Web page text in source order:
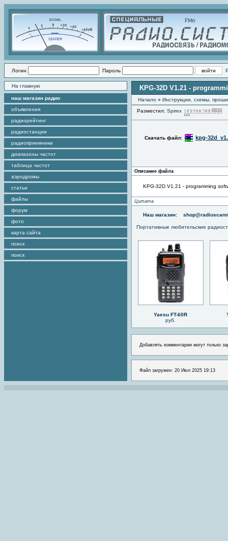
Логин Пароль
На главную
наш магазин радио
объявления
радиорейтинг
радиостанции
радиоприемники
диапазоны частот
таблица частот
аэродромы
статьи
файлы
форум
фото
карта сайта
поиск
поиск
KPG-32D V1.21 -
Начало » Инструкции, схемы,
Разместил: Spirex
Скачать файл: kpg-
Описание файла
KPG-32D V1.21 - programming
Цитата
Наш магазин:
Портативные любительские
Yaesu FT-60R
руб.
Добавлять комментарии могут только
Файл загружен: 20 Июл 2025 19:13